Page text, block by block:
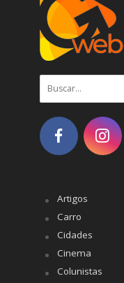
Artigos
Carro
Cidades
Cinema
Colunistas